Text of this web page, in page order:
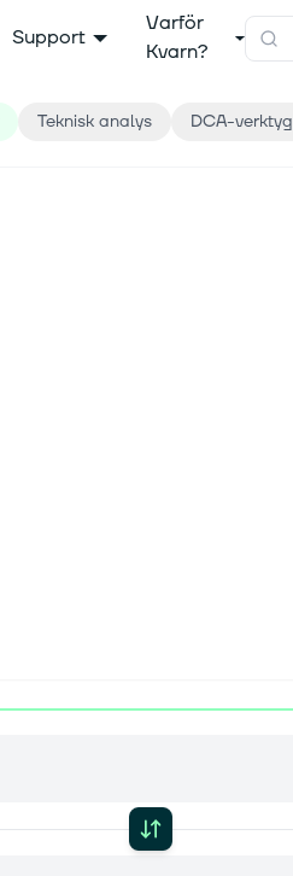
Support
Varför
Kvarn?
Teknisk analys DCA-verktyg